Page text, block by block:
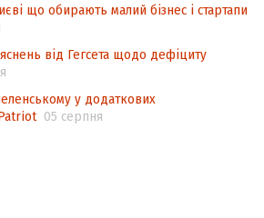
що обирають малий бізнес і стартапи
від Гегсета щодо дефіциту
у додаткових
05 серпня